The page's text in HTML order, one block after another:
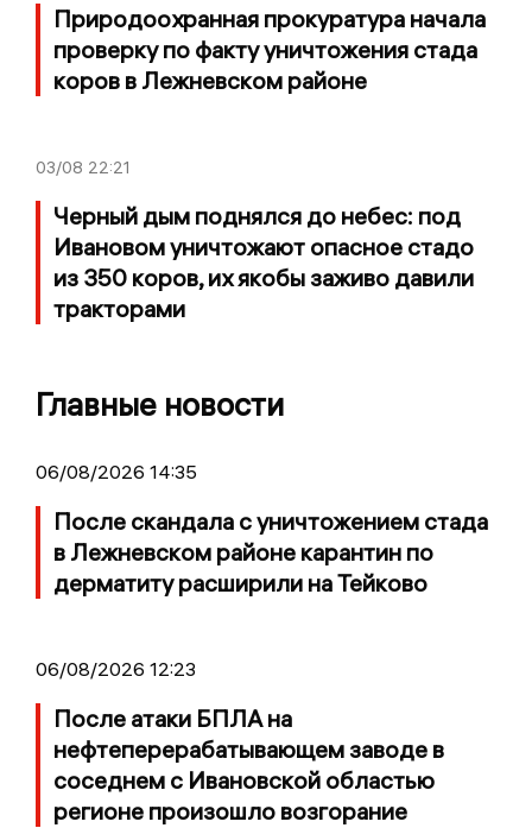
Природоохранная прокуратура начала
проверку по факту уничтожения стада
коров в Лежневском районе
03/08 22:21
Черный дым поднялся до небес: под
Ивановом уничтожают опасное стадо
из 350 коров, их якобы заживо давили
тракторами
Главные новости
06/08/2026 14:35
После скандала с уничтожением стада
в Лежневском районе карантин по
дерматиту расширили на Тейково
06/08/2026 12:23
После атаки БПЛА на
нефтеперерабатывающем заводе в
соседнем с Ивановской областью
регионе произошло возгорание